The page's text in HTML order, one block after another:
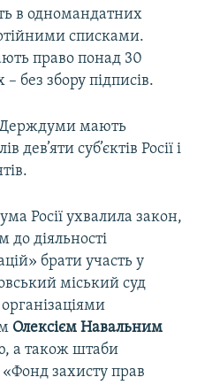
в одномандатних
списками.
право понад 30
– без збору підписів.
Держдуми мають
дев’яти суб’єктів Росії і
Росії ухвалила закон,
діяльності
брати участь у
міський суд
Олексієм Навальним
а також штаби
захисту прав